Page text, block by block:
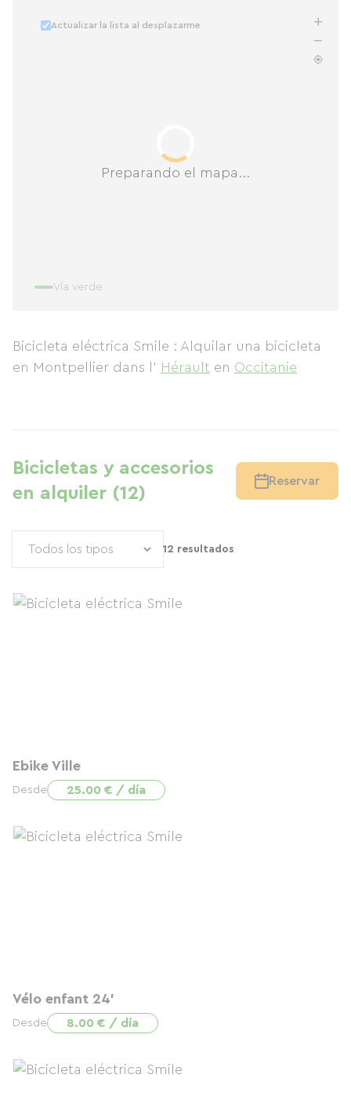
Preparando el mapa...
Actualizar la lista al desplazarme
Vía verde
Bicicleta eléctrica Smile : Alquilar una bicicleta
en Montpellier dans l' Hérault en Occitanie
Bicicletas y accesorios
en alquiler (12)
Reservar
12 resultados
Ebike Ville
Desde 25.00 € / día
Vélo enfant 24'
Desde 8.00 € / día